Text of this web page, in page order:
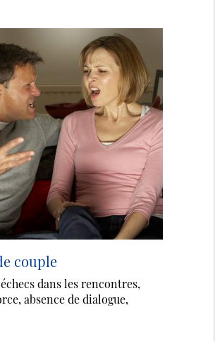
couple
dans les rencontres,
absence de dialogue,